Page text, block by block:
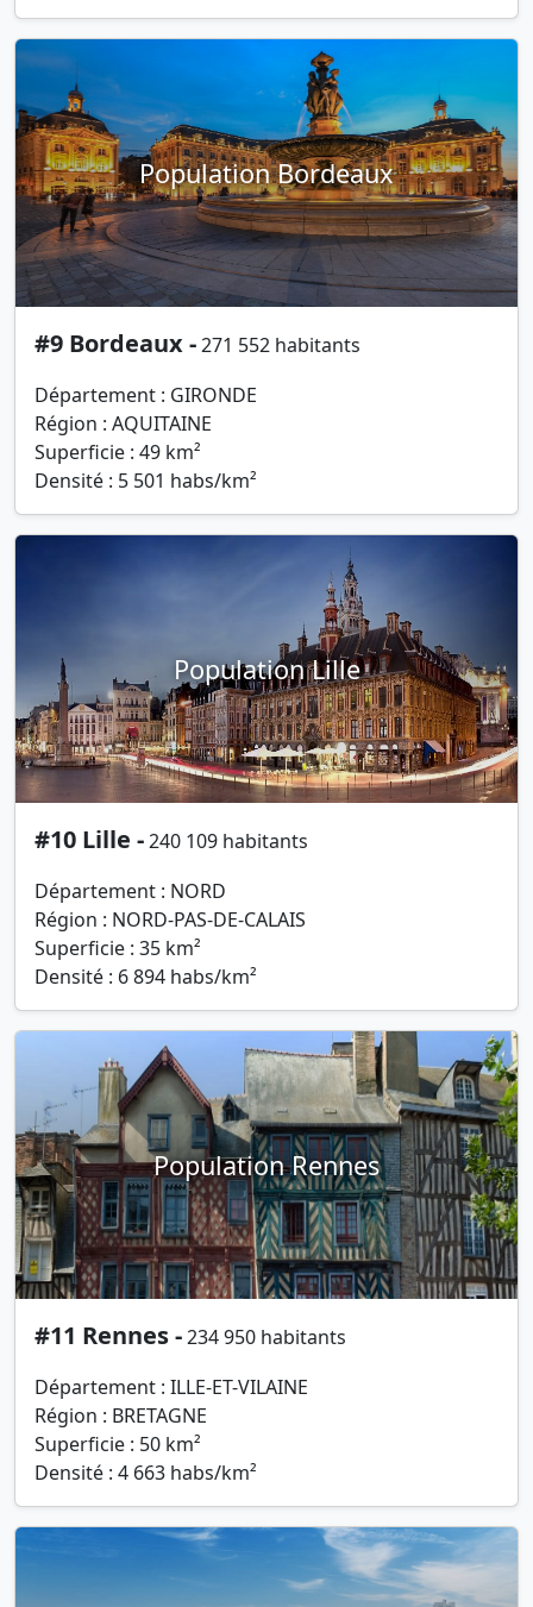
Population Bordeaux
#9 Bordeaux -271 552 habitants
Département : GIRONDE
Région : AQUITAINE
Superficie : 49 km²
Densité : 5 501 habs/km²
Population Lille
#10 Lille -240 109 habitants
Département : NORD
Région : NORD-PAS-DE-CALAIS
Superficie : 35 km²
Densité : 6 894 habs/km²
Population Rennes
#11 Rennes -234 950 habitants
Département : ILLE-ET-VILAINE
Région : BRETAGNE
Superficie : 50 km²
Densité : 4 663 habs/km²